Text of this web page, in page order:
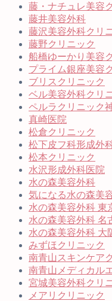
藤・ナチュレ美容
藤井美容外科
藤沢美容外科クリ
藤野クリニック
船橋ゆーかり美容
プライム銀座美容
ブリスクリニック
ベル美容外科クリ
ペルラクリニック
真崎医院
松倉クリニック
松下皮フ科形成外
松本クリニック
水沢形成外科医院
水の森美容外科
気になる水の森美
水の森美容外科 東
水の森美容外科 名
水の森美容外科 大
みずほクリニック
南青山スキンケア
南青山メディカル
宮城美容外科クリ
メアリクリニック